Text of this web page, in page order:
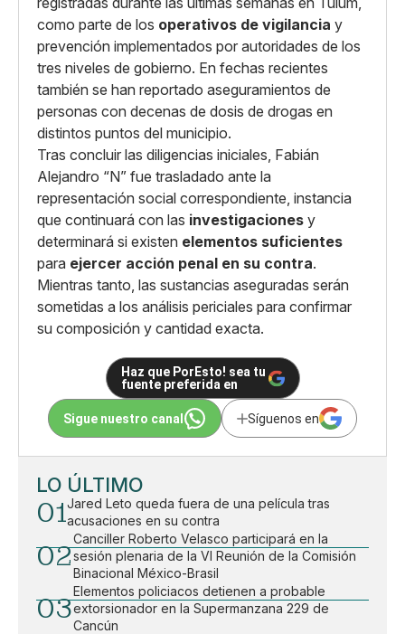
como parte de los operativos de vigilancia y
prevención implementados por autoridades de los
tres niveles de gobierno. En fechas recientes
también se han reportado aseguramientos de
personas con decenas de dosis de drogas en
distintos puntos del municipio.
Tras concluir las diligencias iniciales, Fabián
Alejandro “N” fue trasladado ante la
representación social correspondiente, instancia
que continuará con las investigaciones y
determinará si existen elementos suficientes
para ejercer acción penal en su contra.
Mientras tanto, las sustancias aseguradas serán
sometidas a los análisis periciales para confirmar
su composición y cantidad exacta.
Haz que PorEsto! sea tu
fuente preferida en
Sigue nuestro canal Síguenos en
LO ÚLTIMO
01Jared Leto queda fuera de una película tras
acusaciones en su contra
02
Canciller Roberto Velasco participará en la
sesión plenaria de la VI Reunión de la Comisión
Binacional México-Brasil
03
Elementos policiacos detienen a probable
extorsionador en la Supermanzana 229 de
Cancún